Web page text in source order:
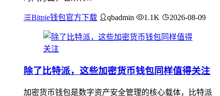
Bitpie钱包官方下载 qbadmin 1.1K 2026-08-09
除了比特派，这些加密货币钱包同样值得关注
加密货币钱包是数字资产安全管理的核心载体，比特派